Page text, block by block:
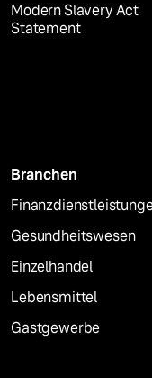
Modern Slavery Act
Statement
Branchen
Gesundheitswesen
Einzelhandel
Lebensmittel
Gastgewerbe